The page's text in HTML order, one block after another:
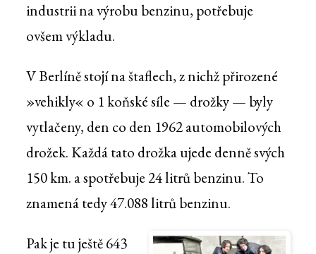
industrii na výrobu benzinu, potřebuje
ovšem výkladu.
V Berlíně stojí na štaflech, z nichž přirozené
»vehikly« o 1 koňské síle — drožky — byly
vytlačeny, den co den 1962 automobilových
drožek. Každá tato drožka ujede denně svých
150 km. a spotřebuje 24 litrů benzinu. To
znamená tedy 47.088 litrů benzinu.
Pak je tu ještě 643